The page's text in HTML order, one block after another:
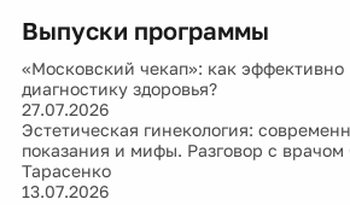
Выпуски программы
«Московский чекап»: как эффективно
диагностику здоровья?
27.07.2026
Эстетическая гинекология:
показания и мифы. Разговор с врачом
Тарасенко
13.07.2026